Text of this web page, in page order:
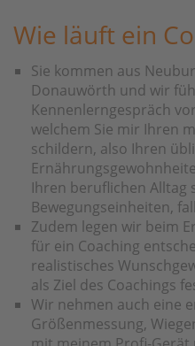
Wie läuft ein
Sie kommen aus
Donauwörth und wir
Kennenlerngespräch
welchem Sie mir Ihren
schildern, also Ihren
Ihren beruflichen Alltag
Bewegungseinheiten,
Zudem legen wir beim
für ein Coaching
realistisches
als Ziel des Coachings
Wir nehmen auch eine
Größenmessung,